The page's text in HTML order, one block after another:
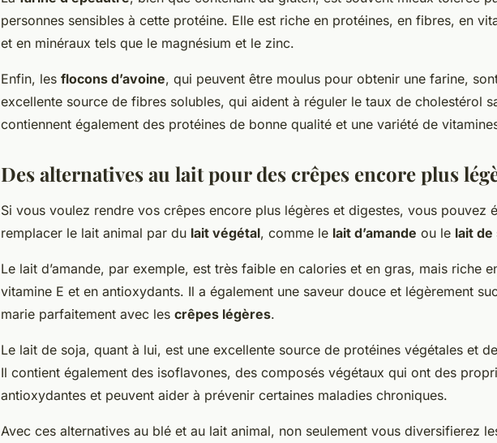
personnes sensibles à cette protéine. Elle est riche en protéines, en fibres, en
et en minéraux tels que le magnésium et le zinc.
Enfin, les flocons d’avoine, qui peuvent être moulus pour obtenir une farine,
excellente source de fibres solubles, qui aident à réguler le taux de cholestérol
contiennent également des protéines de bonne qualité et une variété de
Des alternatives au lait pour des crêpes encore plus
Si vous voulez rendre vos crêpes encore plus légères et digestes, vous pouvez
remplacer le lait animal par du lait végétal, comme le lait d’amande ou le lait de
Le lait d’amande, par exemple, est très faible en calories et en gras, mais riche
vitamine E et en antioxydants. Il a également une saveur douce et légèrement
marie parfaitement avec les crêpes légères.
Le lait de soja, quant à lui, est une excellente source de protéines végétales et
Il contient également des isoflavones, des composés végétaux qui ont des
antioxydantes et peuvent aider à prévenir certaines maladies chroniques.
Avec ces alternatives au blé et au lait animal, non seulement vous diversifierez